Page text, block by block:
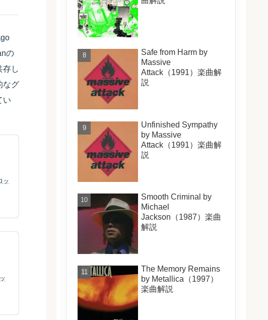
の
存し
なグ
い
ッ
Safe from Harm by
Massive
Attack（1991）楽曲解
説
Unfinished Sympathy
by Massive
Attack（1991）楽曲解
説
Smooth Criminal by
Michael
Jackson（1987）楽曲
解説
The Memory Remains
by Metallica（1997）
楽曲解説